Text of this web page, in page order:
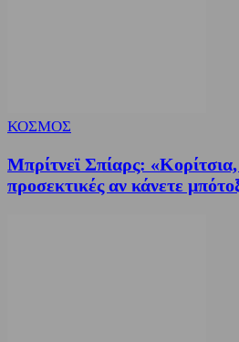
ΚΟΣΜΟΣ
Μπρίτνεϊ Σπίαρς: «Κορίτσια,
προσεκτικές αν κάνετε